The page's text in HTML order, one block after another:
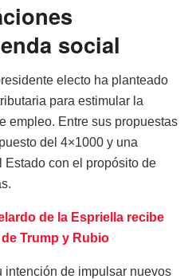
social
electo ha planteado
para estimular la
empleo. Entre sus propuestas
del 4×1000 y una
con el propósito de
de la Espriella recibe
Trump y Rubio
intención de impulsar nuevos